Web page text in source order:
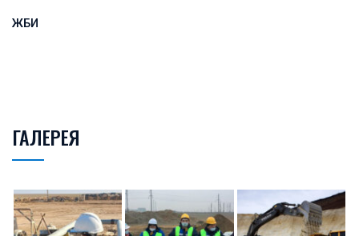
ЖБИ
ГАЛЕРЕЯ